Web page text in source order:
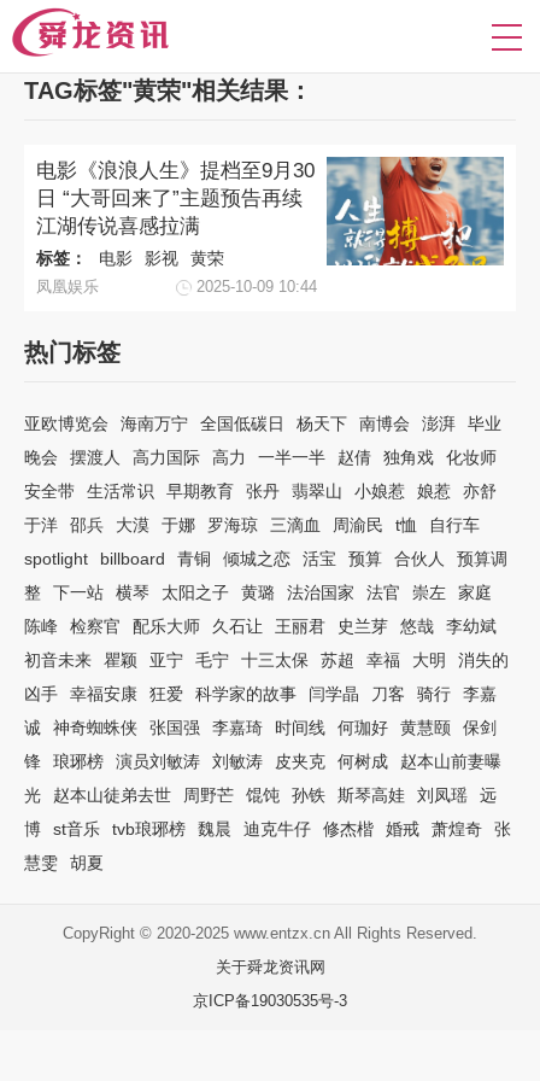
TAG标签"黄荣"相关结果：
电影《浪浪人生》提档至9月30
日 “大哥回来了”主题预告再续
江湖传说喜感拉满
标签： 电影 影视 黄荣
凤凰娱乐 2025-10-09 10:44
热门标签
亚欧博览会 海南万宁 全国低碳日 杨天下 南博会 澎湃
毕业
晚会
摆渡人 高力国际 高力 一半一半 赵倩 独角戏
化妆师
安全带
生活常识 早期教育 张丹 翡翠山 小娘惹 娘惹
亦舒
于洋
邵兵 大漠 于娜 罗海琼 三滴血 周渝民 t恤
自行车
spotlight
billboard 青铜 倾城之恋 活宝 预算 合伙人
预算调
整
下一站 横琴 太阳之子 黄璐 法治国家 法官 崇左
家庭
陈峰
检察官 配乐大师 久石让 王丽君 史兰芽 悠哉
李幼斌
初音未来
瞿颖 亚宁 毛宁 十三太保 苏超 幸福 大明
消失的
凶手
幸福安康 狂爱 科学家的故事 闫学晶 刀客 骑行
李嘉
诚
神奇蜘蛛侠 张国强 李嘉琦 时间线 何珈好 黄慧颐
保剑
锋
琅琊榜 演员刘敏涛 刘敏涛 皮夹克 何树成
赵本山前妻曝
光
赵本山徒弟去世 周野芒 馄饨 孙铁 斯琴高娃 刘凤瑶
远
博
st音乐 tvb琅琊榜 魏晨 迪克牛仔 修杰楷 婚戒 萧煌奇
张
慧雯
胡夏
CopyRight © 2020-2025 www.entzx.cn All Rights Reserved.
关于舜龙资讯网
京ICP备19030535号-3